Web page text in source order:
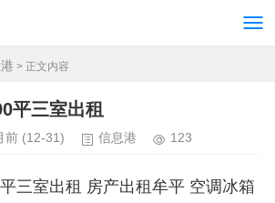
> 正文内容
平三室出租
前 (12-31) 信息港 123
三室出租 房产出租牟平 空调冰箱